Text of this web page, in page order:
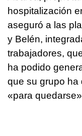
hospitalización
aseguró a las
y Belén,
trabajadores,
ha podido
que su grupo ha
«para